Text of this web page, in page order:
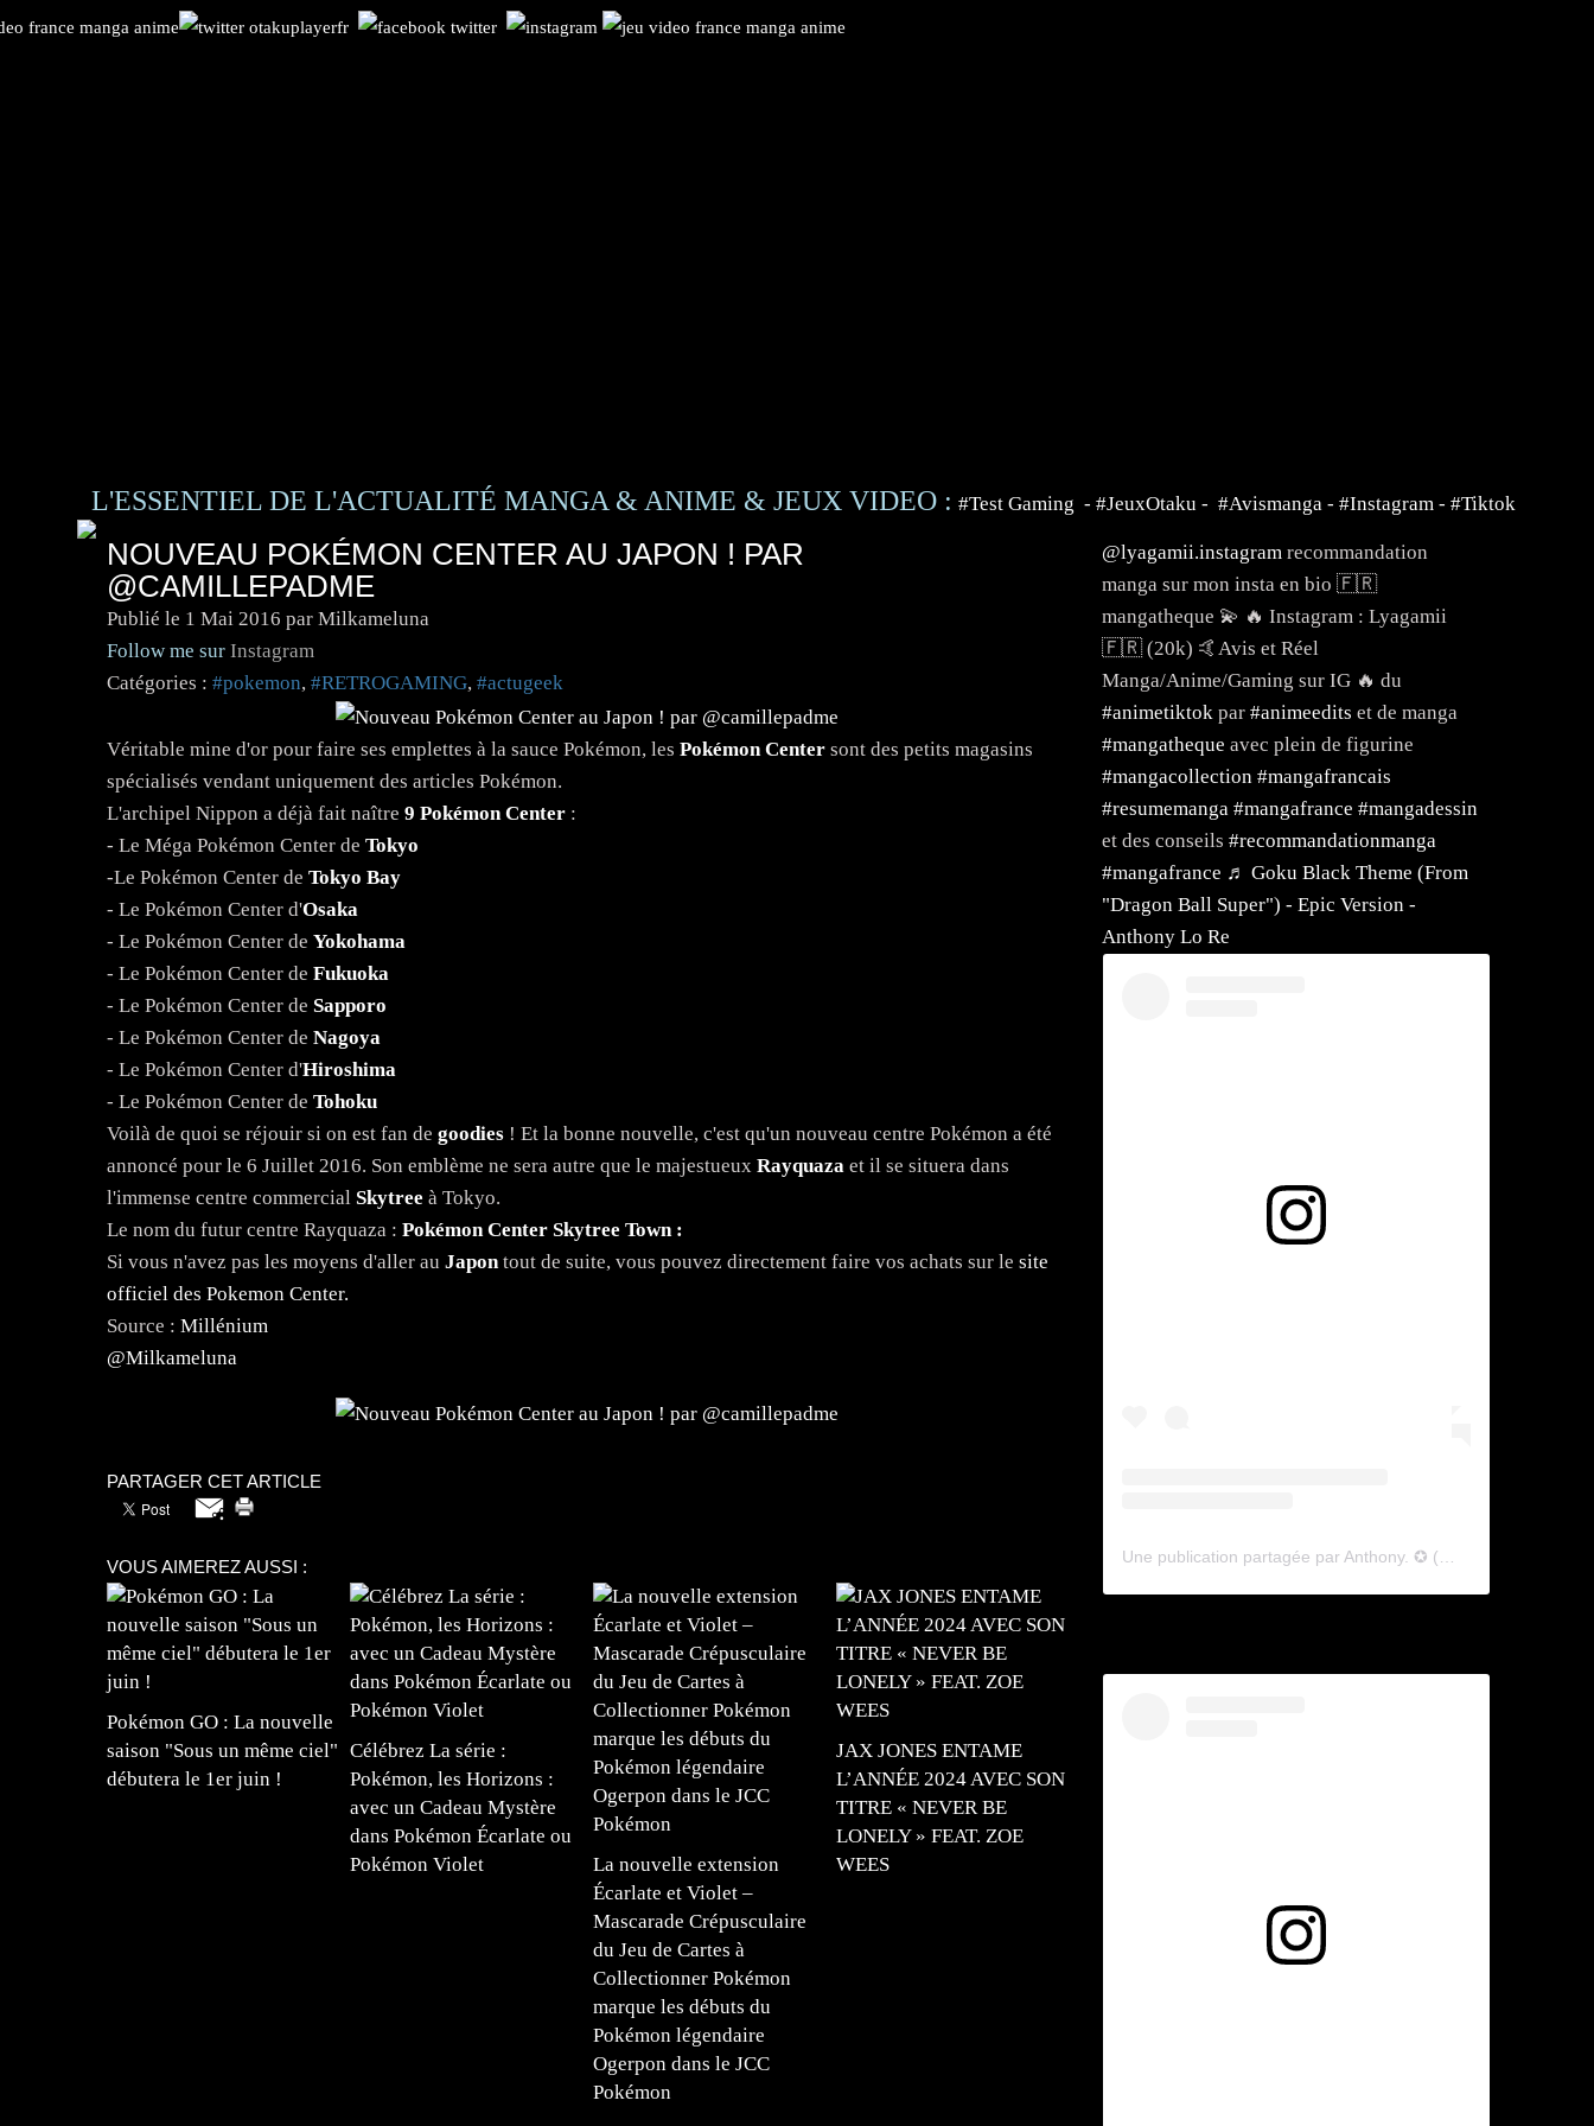
L'ESSENTIEL DE L'ACTUALITÉ MANGA & ANIME & JEUX VIDEO : #Test Gaming - #JeuxOtaku - #Avismanga - #Instagram - #Tiktok
NOUVEAU POKÉMON CENTER AU JAPON ! PAR
@CAMILLEPADME
Publié le 1 Mai 2016 par Milkameluna
Follow me sur Instagram
Catégories : #pokemon, #RETROGAMING, #actugeek
Véritable mine d'or pour faire ses emplettes à la sauce Pokémon, les Pokémon Centersont des petits magasins
spécialisés vendant uniquement des articles Pokémon.
L'archipel Nippon a déjà fait naître 9 Pokémon Center:
- Le Méga Pokémon Center de Tokyo
-Le Pokémon Center de Tokyo Bay
- Le Pokémon Center d'Osaka
- Le Pokémon Center de Yokohama
- Le Pokémon Center de Fukuoka
- Le Pokémon Center de Sapporo
- Le Pokémon Center de Nagoya
- Le Pokémon Center d'Hiroshima
- Le Pokémon Center de Tohoku
Voilà de quoi se réjouir si on est fan de goodies! Et la bonne nouvelle, c'est qu'un nouveau centre Pokémon a été
annoncé pour le 6 Juillet 2016. Son emblème ne sera autre que le majestueux Rayquaza et il se situera dans
l'immense centre commercial Skytree à Tokyo.
Le nom du futur centre Rayquaza : Pokémon Center Skytree Town :
Si vous n'avez pas les moyens d'aller au Japontout de suite, vous pouvez directement faire vos achats sur le site
officiel des Pokemon Center.
Source : Millénium
@Milkameluna
PARTAGER CET ARTICLE
VOUS AIMEREZ AUSSI :
Pokémon GO : La nouvelle
saison "Sous un même ciel"
débutera le 1er juin !
Célébrez La série :
Pokémon, les Horizons :
avec un Cadeau Mystère
dans Pokémon Écarlate ou
Pokémon Violet
La nouvelle extension
Écarlate et Violet –
Mascarade Crépusculaire
du Jeu de Cartes à
Collectionner Pokémon
marque les débuts du
Pokémon légendaire
Ogerpon dans le JCC
Pokémon
JAX JONES ENTAME
L’ANNÉE 2024 AVEC SON
TITRE « NEVER BE
LONELY » FEAT. ZOE
WEES
@lyagamii.instagram recommandation
manga sur mon insta en bio 🇫🇷
mangatheque 💫 🔥 Instagram : Lyagamii
🇫🇷 (20k) 🤙Avis et Réel
Manga/Anime/Gaming sur IG 🔥 du
#animetiktok par #animeedits et de manga
#mangatheque avec plein de figurine
#mangacollection #mangafrancais
#resumemanga #mangafrance #mangadessin
et des conseils #recommandationmanga
#mangafrance ♬ Goku Black Theme (From
"Dragon Ball Super") - Epic Version -
Anthony Lo Re